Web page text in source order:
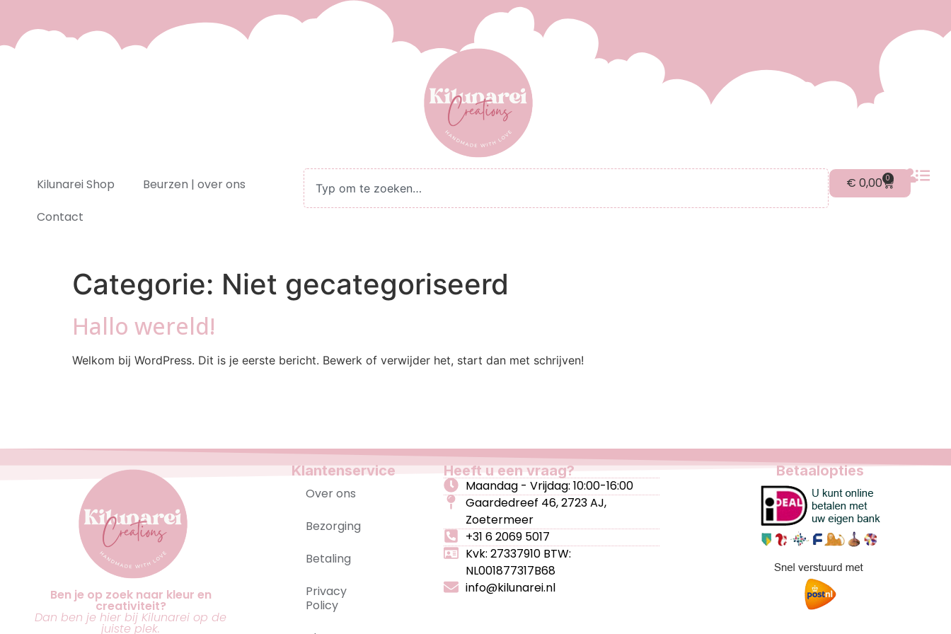
Kilunarei Shop
Beurzen | over ons
Contact
€ 0,00 0
Categorie: Niet gecategoriseerd
Hallo wereld!
Welkom bij WordPress. Dit is je eerste bericht. Bewerk of verwijder het, start dan met schrijven!
Ben je op zoek naar kleur en
creativiteit?
Dan ben je hier bij Kilunarei op de
juiste plek.
Klantenservice
Over ons
Bezorging
Betaling
Privacy
Policy
Heeft u een vraag?
Maandag - Vrijdag: 10:00-16:00
Gaardedreef 46, 2723 AJ,
Zoetermeer
+31 6 2069 5017
Kvk: 27337910 BTW:
NL001877317B68
info@kilunarei.nl
Betaalopties